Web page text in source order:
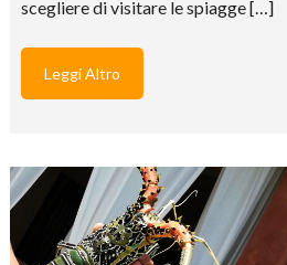
scegliere di visitare le spiagge […]
Leggi Altro